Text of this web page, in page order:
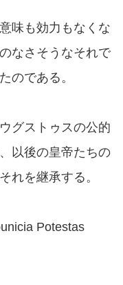
味も効力もなくな
なさそうなそれで
のである。
グストゥスの公的
以後の皇帝たちの
れを継承する。
Potestas